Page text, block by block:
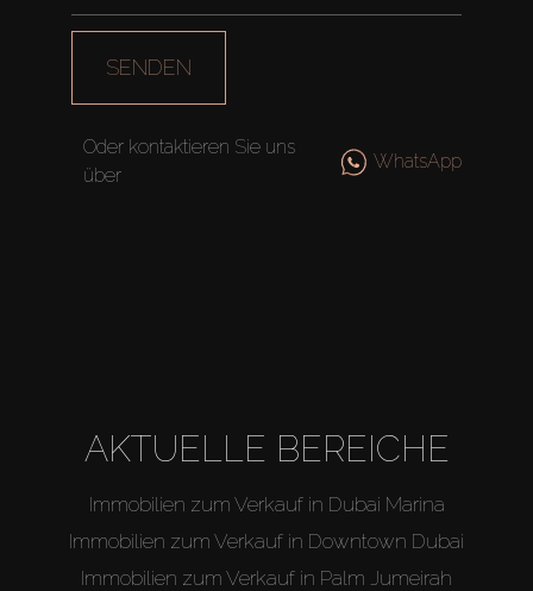
SENDEN
Oder kontaktieren Sie uns
über
WhatsApp
AKTUELLE BEREICHE
Immobilien zum Verkauf in Dubai Marina
Immobilien zum Verkauf in Downtown Dubai
Immobilien zum Verkauf in Palm Jumeirah